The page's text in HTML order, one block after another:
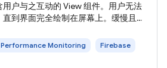
户与之互动的 View 组件。用户无法
到界面完全绘制在屏幕上。缓慢且卡
Monitoring 可开箱即用地自动捕
用启动时间（即仅限 第一个 Activity
Monitoring Firebase